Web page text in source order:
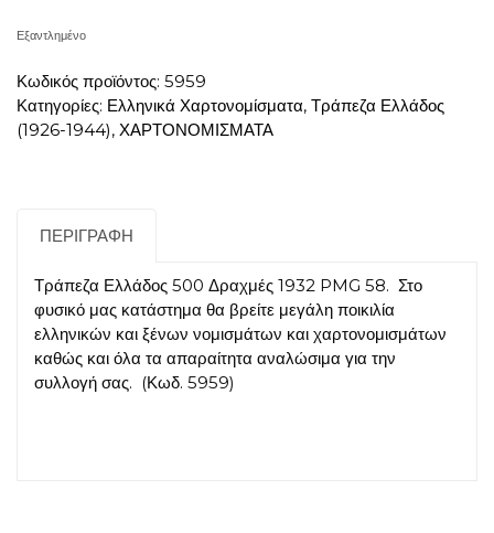
Εξαντλημένο
Κωδικός προϊόντος: 5959
Κατηγορίες: Ελληνικά Χαρτονομίσματα, Τράπεζα Ελλάδος
(1926-1944), ΧΑΡΤΟΝΟΜΙΣΜΑΤΑ
ΠΕΡΙΓΡΑΦΉ
Τράπεζα Ελλάδος 500 Δραχμές 1932 PMG 58. Στο
φυσικό μας κατάστημα θα βρείτε μεγάλη ποικιλία
ελληνικών και ξένων νομισμάτων και χαρτονομισμάτων
καθώς και όλα τα απαραίτητα αναλώσιμα για την
συλλογή σας. (Κωδ. 5959)